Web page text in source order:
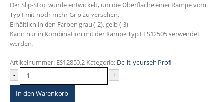
Der Slip-Stop wurde entwickelt, um die Oberfläche einer Rampe vom
Typ I mit noch mehr Grip zu versehen.
Erhältlich in den Farben grau (-2), gelb (-3)
Kann nur in Kombination mit der Rampe Typ I ES12505 verwendet
werden.
Artikelnummer: ES12850.2 Kategorie: Do-it-yourself-Profi
-
+
In den Warenkorb